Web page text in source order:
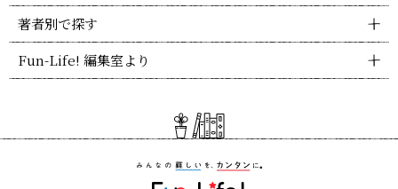
著者別で探す
Fun-Life! 編集室より